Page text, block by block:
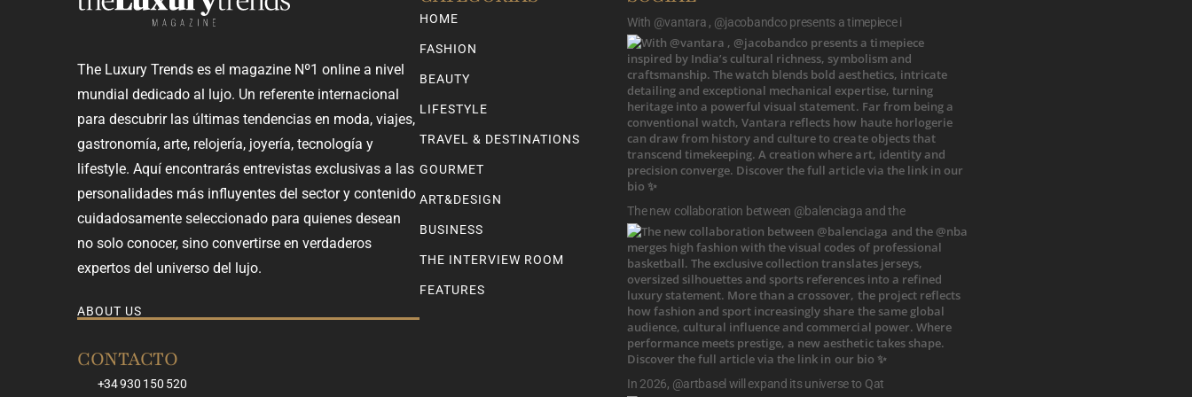
The Luxury Trends es el magazine Nº1 online a nivel
mundial dedicado al lujo. Un referente internacional
para descubrir las últimas tendencias en moda, viajes,
gastronomía, arte, relojería, joyería, tecnología y
lifestyle. Aquí encontrarás entrevistas exclusivas a las
personalidades más influyentes del sector y contenido
cuidadosamente seleccionado para quienes desean
no solo conocer, sino convertirse en verdaderos
expertos del universo del lujo.
ABOUT US
CONTACTO
+34 930 150 520
HOME
FASHION
BEAUTY
LIFESTYLE
TRAVEL & DESTINATIONS
GOURMET
ART&DESIGN
BUSINESS
THE INTERVIEW ROOM
FEATURES
With @vantara , @jacobandco presents a timepiece i
The new collaboration between @balenciaga and the
In 2026, @artbasel will expand its universe to Qat